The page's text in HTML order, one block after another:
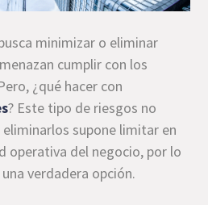
minimizar o eliminar
cumplir con los
¿qué hacer con
? Este tipo de riesgos no
supone limitar en
operativa del negocio, por lo
verdadera opción.